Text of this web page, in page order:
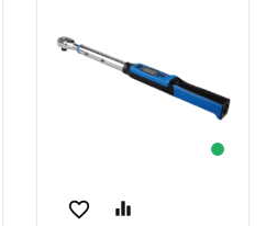
favorite_border equalizer